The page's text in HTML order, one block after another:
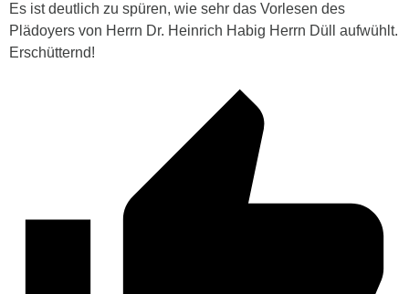
Es ist deutlich zu spüren, wie sehr das Vorlesen des
Plädoyers von Herrn Dr. Heinrich Habig Herrn Düll aufwühlt.
Erschütternd!